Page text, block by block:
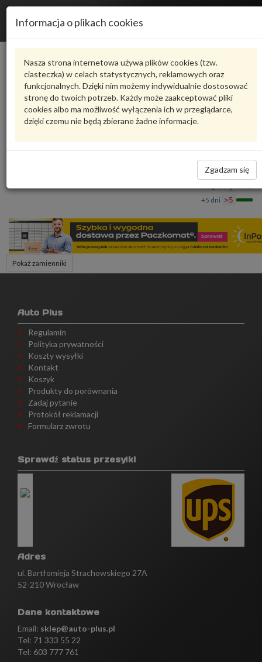
Informacja o plikach cookies
Nasza strona internetowa używa plików cookies (tzw.
ciasteczka) w celach statystycznych, reklamowych oraz
funkcjonalnych. Dzięki nim możemy indywidualnie dostosować
stronę do twoich potrzeb. Każdy może zaakceptować pliki
cookies albo ma możliwość wyłączenia ich w przeglądarce,
dzięki czemu nie będą zbierane żadne informacje.
Zgadzam się
Karta produktu
8U0955985VAG
VAG - produkt oryginalny VW AUDI SEAT SKODA
Dysza spryskiwacza 8U0955985 VAG
53,89 zł
Dostępność
Wrocław 0
+24 h 9
+5 dni >5
Pokaż zamienniki
Auto Plus
Regulamin
Polityka prywatności
Koszty wysyłki
Kontakt
Koszyk
Produkty do porównania
Zadaj pytanie
Protokół reklamacji
Formularz zwrotu
Sprawdź status przesyłki
Adres
ul. Bartłomieja Strachowskiego 27A
52-210 Wrocław
Dane kontaktowe
Email: sklep@auto-plus.pl
Tel: 71 333 55 22
Tel: 603 777 761